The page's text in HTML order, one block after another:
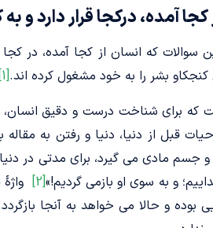
کجا آمده­، درکجا قرار دارد و
سوالات که انسان از کجا آمده­، در
کنجکاو بشر را به خود مشغول کرده­ اند.[1]
که برای شناخت درست و دقیق انسان،
حیات قبل از دنیا، دنیا و رفتن به
جسم­ مادی می­ گیرد، برای مدتی در دنیا
و به سوی او بازمی‌ گردیم!»[2]
بوده و حالا می ­خواهد به آنجا